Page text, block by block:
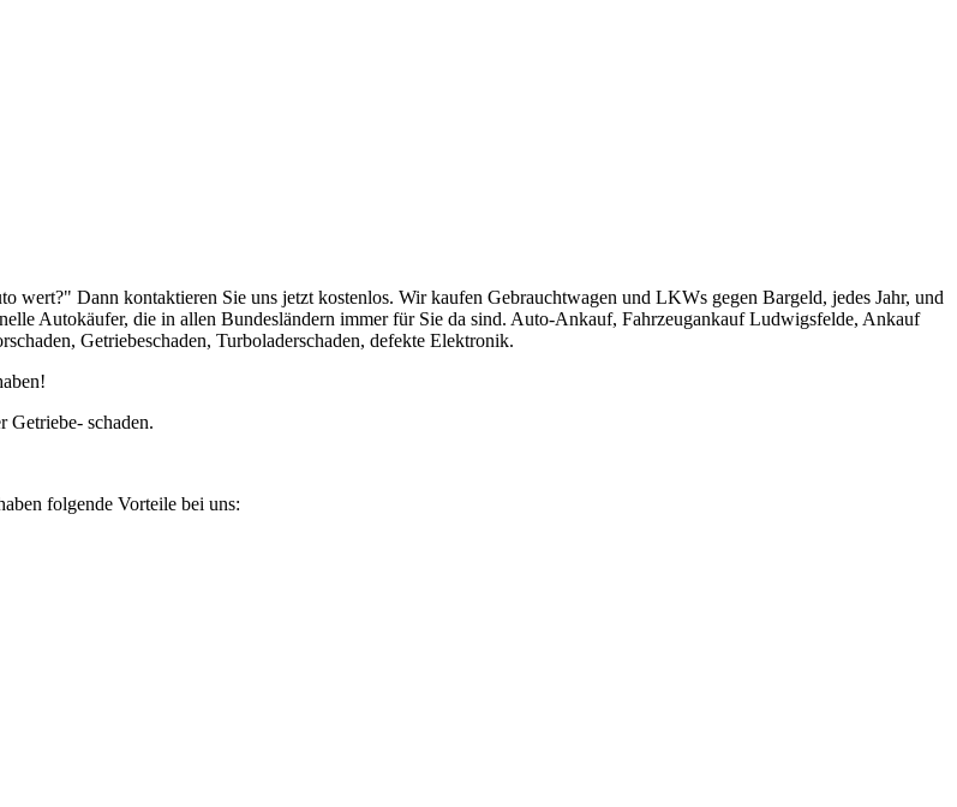
wert?" Dann kontaktieren Sie uns jetzt kostenlos. Wir kaufen Gebrauchtwagen und LKWs gegen Bargeld, jedes Jahr, und
Autokäufer, die in allen Bundesländern immer für Sie da sind. Auto-Ankauf, Fahrzeugankauf Ludwigsfelde, Ankauf
Getriebeschaden, Turboladerschaden, defekte Elektronik.
schaden.
folgende Vorteile bei uns: